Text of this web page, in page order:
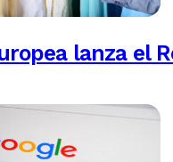
lanza el